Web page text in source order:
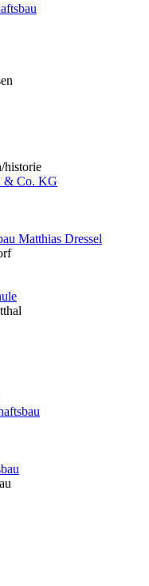
historie
Co. KG
Matthias Dressel